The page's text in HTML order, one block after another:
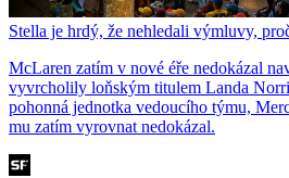
Stella je hrdý, že nehledali výmluvy,
McLaren zatím v nové éře nedokázal
vyvrcholily loňským titulem Landa
pohonná jednotka vedoucího týmu,
mu zatím vyrovnat nedokázal.